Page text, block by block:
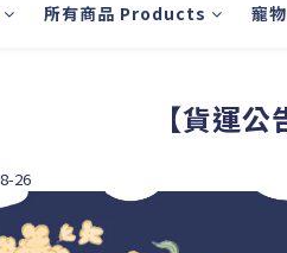
所有商品 Products 寵
【貨運
26